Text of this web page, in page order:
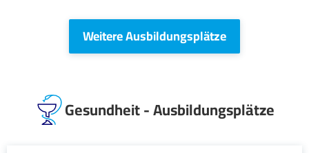
Weitere Ausbildungsplätze
Gesundheit - Ausbildungsplätze